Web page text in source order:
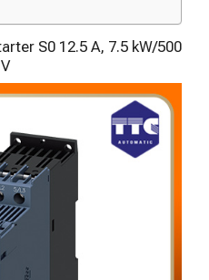
S0 12.5 A, 7.5 kW/500
V